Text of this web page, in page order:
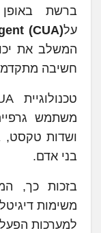
ברשת באופן
על(CUA)
חשיבה
ושדות
בני אדם.
בזכות כך,
למערכות